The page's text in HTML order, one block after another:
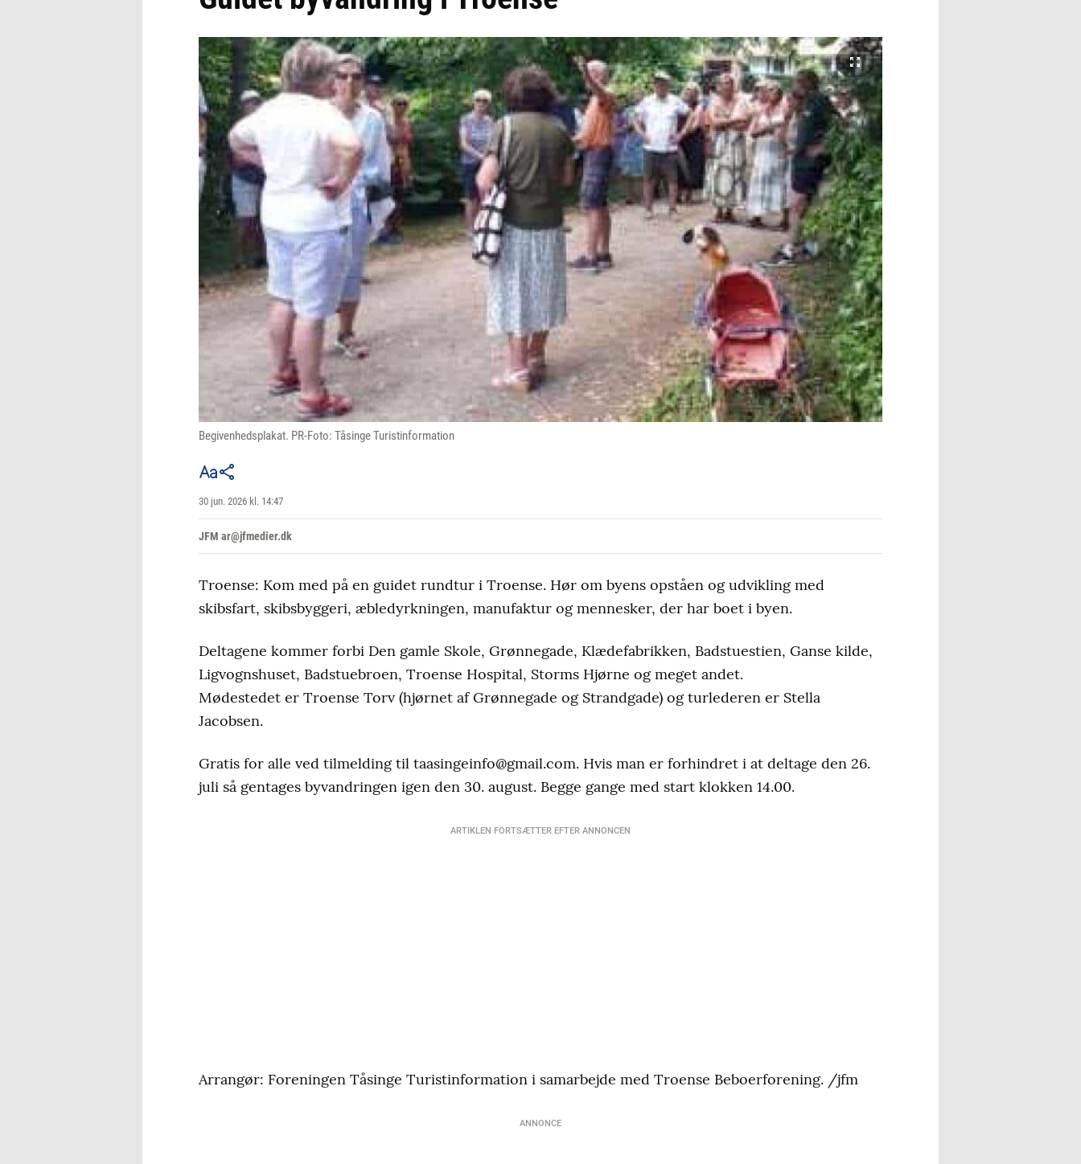
Begivenhedsplakat. PR-Foto: Tåsinge Turistinformation
30 jun. 2026 kl. 14:47
JFM ar@jfmedier.dk
Troense: Kom med på en guidet rundtur i Troense. Hør om byens opståen og udvikling med
skibsfart, skibsbyggeri, æbledyrkningen, manufaktur og mennesker, der har boet i byen.
Deltagene kommer forbi Den gamle Skole, Grønnegade, Klædefabrikken, Badstuestien, Ganse kilde,
Ligvognshuset, Badstuebroen, Troense Hospital, Storms Hjørne og meget andet.
Mødestedet er Troense Torv (hjørnet af Grønnegade og Strandgade) og turlederen er Stella
Jacobsen.
Gratis for alle ved tilmelding til taasingeinfo@gmail.com. Hvis man er forhindret i at deltage den 26.
juli så gentages byvandringen igen den 30. august. Begge gange med start klokken 14.00.
ARTIKLEN FORTSÆTTER EFTER ANNONCEN
Arrangør: Foreningen Tåsinge Turistinformation i samarbejde med Troense Beboerforening. /jfm
ANNONCE